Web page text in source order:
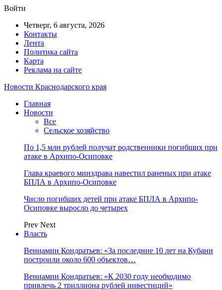
Войти
Четверг, 6 августа, 2026
Контакты
Лента
Политика сайта
Карта
Реклама на сайте
Новости Краснодарского края
Главная
Новости
Все
Сельское хозяйство
По 1,5 млн рублей получат родственники погибших при
атаке в Архипо-Осиповке
Глава краевого минздрава навестил раненых при атаке
БПЛА в Архипо-Осиповке
Число погибших детей при атаке БПЛА в Архипо-
Осиповке выросло до четырех
Prev Next
Власть
Вениамин Кондратьев: «За последние 10 лет на Кубани
построили около 600 объектов…
Вениамин Кондратьев: «К 2030 году необходимо
привлечь 2 триллиона рублей инвестиций»